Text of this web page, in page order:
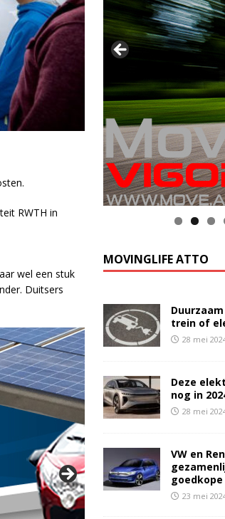
RWTH in
wel een stuk
Duitsers
MOVINGLIFE ATTO
trein of
28 mei
Deze
nog in
28 mei
VW en
goedkope
23 mei